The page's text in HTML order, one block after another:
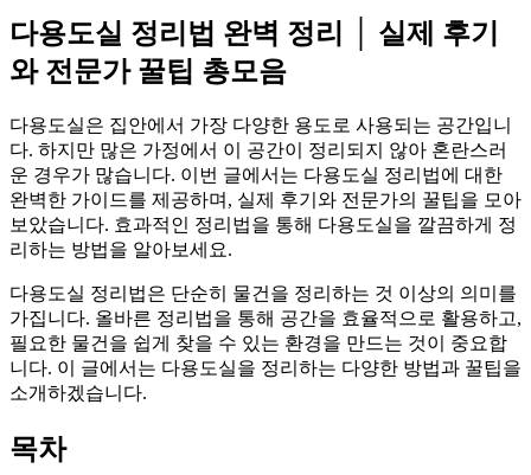
다용도실 정리법 완벽 정리 │ 실제 후기
와 전문가 꿀팁 총모음
다용도실은 집안에서 가장 다양한 용도로 사용되는 공간입니
다. 하지만 많은 가정에서 이 공간이 정리되지 않아 혼란스러
운 경우가 많습니다. 이번 글에서는 다용도실 정리법에 대한
완벽한 가이드를 제공하며, 실제 후기와 전문가의 꿀팁을 모아
보았습니다. 효과적인 정리법을 통해 다용도실을 깔끔하게 정
리하는 방법을 알아보세요.
다용도실 정리법은 단순히 물건을 정리하는 것 이상의 의미를
가집니다. 올바른 정리법을 통해 공간을 효율적으로 활용하고,
필요한 물건을 쉽게 찾을 수 있는 환경을 만드는 것이 중요합
니다. 이 글에서는 다용도실을 정리하는 다양한 방법과 꿀팁을
소개하겠습니다.
목차